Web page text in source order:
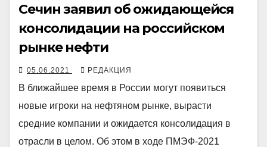
Сечин заявил об ожидающейся
консолидации на российском
рынке нефти
05.06.2021 РЕДАКЦИЯ
В ближайшее время в России могут появиться
новые игроки на нефтяном рынке, вырасти
средние компании и ожидается консолидация в
отрасли в целом. Об этом в ходе ПМЭФ-2021